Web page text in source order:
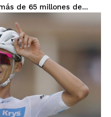
de 65 millones de...